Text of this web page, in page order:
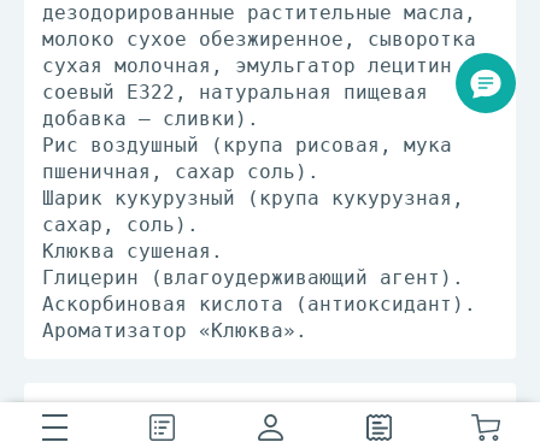
дезодорированные растительные масла,
молоко сухое обезжиренное, сыворотка
сухая молочная, эмульгатор лецитин
соевый Е322, натуральная пищевая
добавка — сливки).
Рис воздушный (крупа рисовая, мука
пшеничная, сахар соль).
Шарик кукурузный (крупа кукурузная,
сахар, соль).
Клюква сушеная.
Глицерин (влагоудерживающий агент).
Аскорбиновая кислота (антиоксидант).
Ароматизатор «Клюква».
Условия хранения